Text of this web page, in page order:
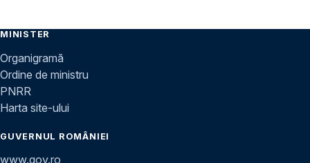
MINISTER
Organigramă
Ordine de ministru
PNRR
Harta site-ului
GUVERNUL ROMÂNIEI
www.gov.ro